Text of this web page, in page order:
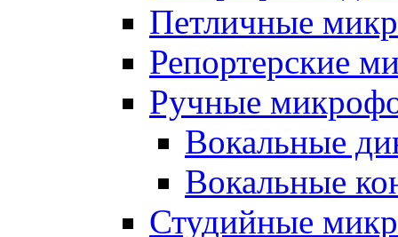
Петличные
Репортерские
Ручные
Вокальные
Вокальные
Студийные